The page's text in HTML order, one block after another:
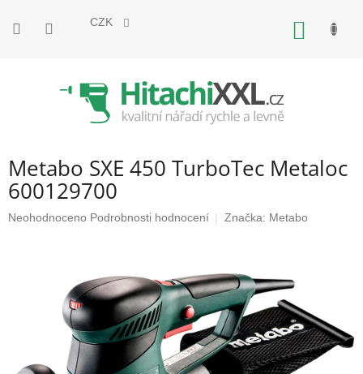
obsah
CZK
Metabo SXE 450 TurboTec Metaloc
600129700
Průměrné
Neohodnoceno Podrobnosti hodnocení Značka: Metabo